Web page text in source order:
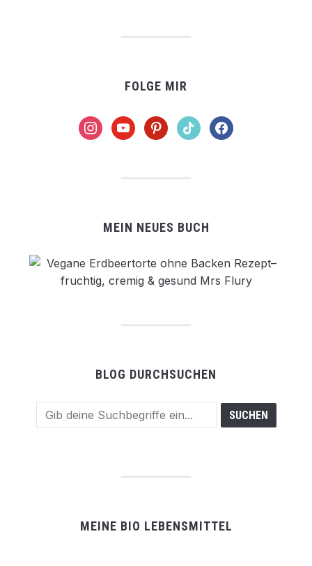
FOLGE MIR
instagramyoutubepinteresttiktok facebook
MEIN NEUES BUCH
BLOG DURCHSUCHEN
MEINE BIO LEBENSMITTEL